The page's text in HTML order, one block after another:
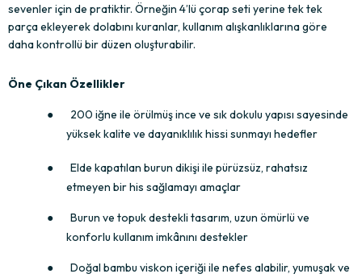
sevenler için de pratiktir. Örneğin 4’lü çorap seti yerine tek tek
parça ekleyerek dolabını kuranlar, kullanım alışkanlıklarına göre
daha kontrollü bir düzen oluşturabilir.
Öne Çıkan Özellikler
●
200 iğne ile örülmüş ince ve sık dokulu yapısı sayesinde
yüksek kalite ve dayanıklılık hissi sunmayı hedefler
●
Elde kapatılan burun dikişi ile pürüzsüz, rahatsız
etmeyen bir his sağlamayı amaçlar
●
Burun ve topuk destekli tasarım, uzun ömürlü ve
konforlu kullanım imkânını destekler
●
Doğal bambu viskon içeriği ile nefes alabilir, yumuşak ve